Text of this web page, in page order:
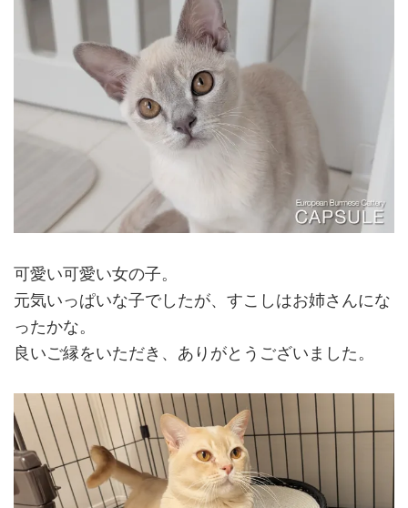
可愛い可愛い女の子。
元気いっぱいな子でしたが、すこしはお姉さんにな
ったかな。
良いご縁をいただき、ありがとうございました。